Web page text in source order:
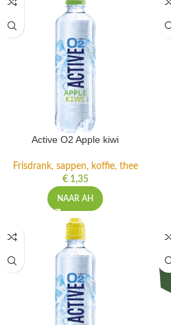
Active O2 Apple kiwi
Frisdrank, sappen, koffie, thee
€1,35
NAAR AH